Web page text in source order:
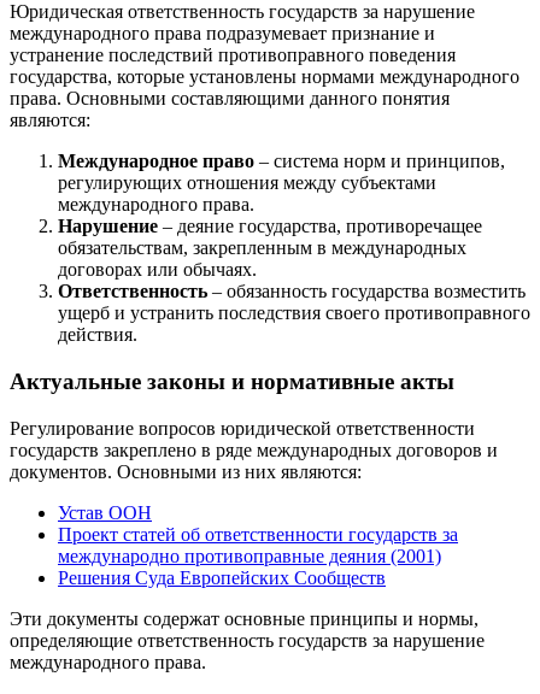
Юридическая ответственность государств за нарушение
международного права подразумевает признание и
устранение последствий противоправного поведения
государства, которые установлены нормами международного
права. Основными составляющими данного понятия
являются:
Международное право – система норм и принципов,
регулирующих отношения между субъектами
международного права.
Нарушение – деяние государства, противоречащее
обязательствам, закрепленным в международных
договорах или обычаях.
Ответственность – обязанность государства возместить
ущерб и устранить последствия своего противоправного
действия.
Актуальные законы и нормативные акты
Регулирование вопросов юридической ответственности
государств закреплено в ряде международных договоров и
документов. Основными из них являются:
Устав ООН
Проект статей об ответственности государств за
международно противоправные деяния (2001)
Решения Суда Европейских Сообществ
Эти документы содержат основные принципы и нормы,
определяющие ответственность государств за нарушение
международного права.